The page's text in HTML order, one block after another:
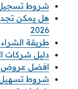
شروط تسجيل
هل يمكن
2026
طريقة الشراء
دليل شركات
افضل عروض
شروط تسهيل اكسترا 2026